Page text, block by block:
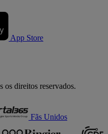
App Store
direitos reservados.
Fãs Unidos